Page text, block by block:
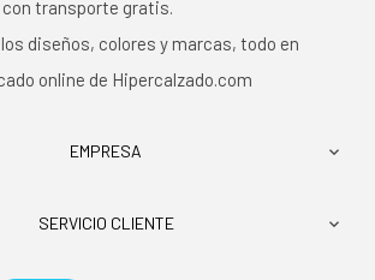
transporte gratis.
diseños, colores y marcas, todo en
online de Hipercalzado.com
EMPRESA 
SERVICIO CLIENTE 